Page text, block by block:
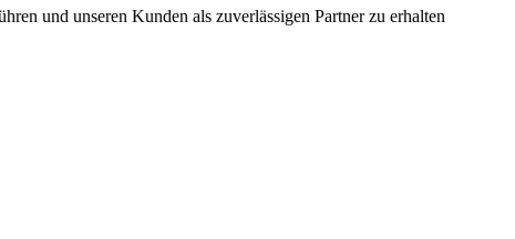
und unseren Kunden als zuverlässigen Partner zu erhalten